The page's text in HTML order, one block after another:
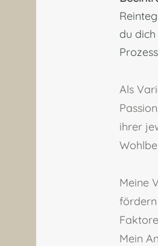
du
Als
ihrer
Meine
Mein